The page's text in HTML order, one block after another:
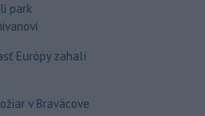
park
Európy zahalí
v Braväcove